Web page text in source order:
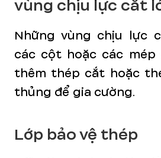
vùng chịu lực cắt
Những vùng chịu lực
các cột hoặc các
thêm thép cắt hoặc
thủng để gia cường.
Lớp bảo vệ thép